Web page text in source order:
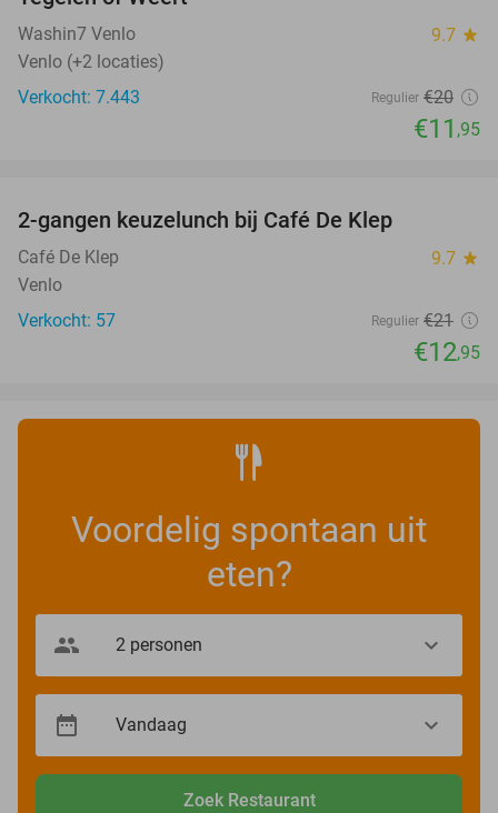
Washin7 Venlo 9.7 star
Venlo (+2 locaties)
Verkocht: 7.443
Regulier €20
€11 ,95
2-gangen keuzelunch bij Café De Klep
Café De Klep 9.7 star
Venlo
Verkocht: 57
Regulier €21
€12,95
Voordelig spontaan uit
eten?
Zoek Restaurant